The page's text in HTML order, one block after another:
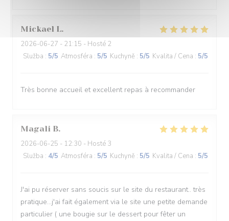
Mickael L
2026-06-27 - 21:15 - Hosté 2
Služba : 5/5 Atmosféra : 5/5 Kuchyně : 5/5 Kvalita / Cena : 5/5
Très bonne accueil et excellent repas à recommander
Magali B
2026-06-25 - 12:30 - Hosté 3
Služba : 4/5 Atmosféra : 5/5 Kuchyně : 5/5 Kvalita / Cena : 5/5
J'ai pu réserver sans soucis sur le site du restaurant.. très
pratique...j'ai fait également via le site une petite demande
particulier ( une bougie sur le dessert pour fêter un